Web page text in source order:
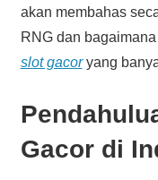
akan membahas
RNG dan
slot gacoryang
Gacor di